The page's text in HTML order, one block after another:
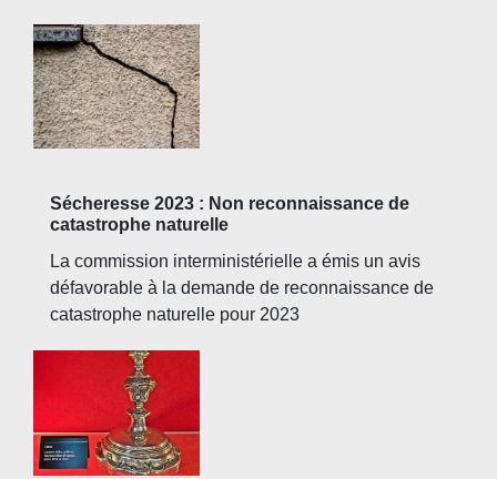
Sécheresse 2023 : Non reconnaissance de
catastrophe naturelle
La commission interministérielle a émis un avis
défavorable à la demande de reconnaissance de
catastrophe naturelle pour 2023